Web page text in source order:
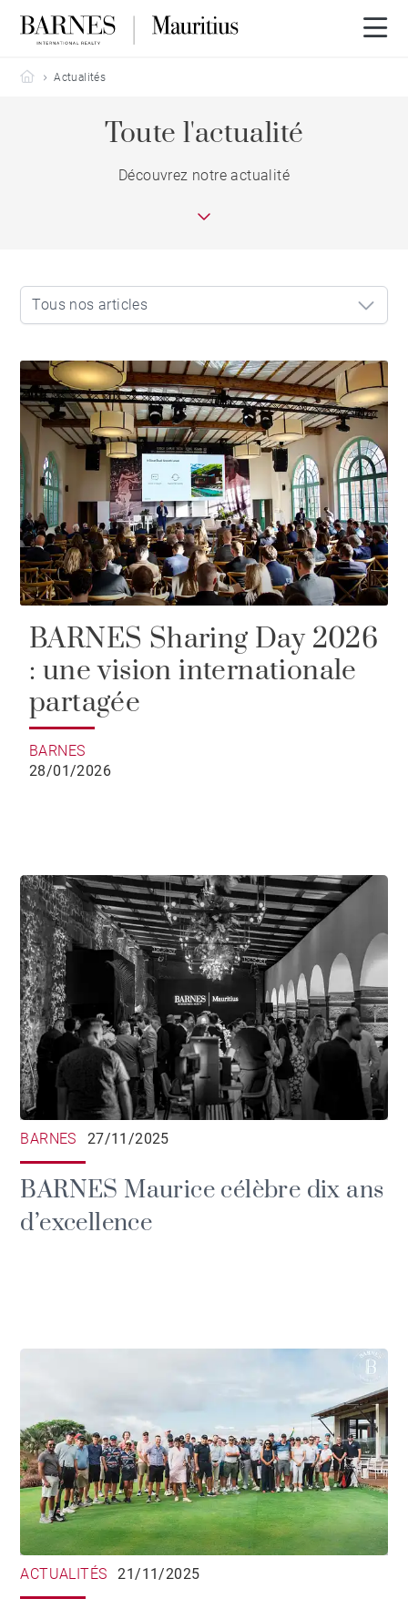
Barnes Mauritius
Actualités
Toute l'actualité
Découvrez notre actualité
Tous nos articles
BARNES Sharing Day 2026
: une vision internationale
partagée
BARNES
28/01/2026
BARNES 27/11/2025
BARNES Maurice célèbre dix ans
d’excellence
ACTUALITÉS 21/11/2025